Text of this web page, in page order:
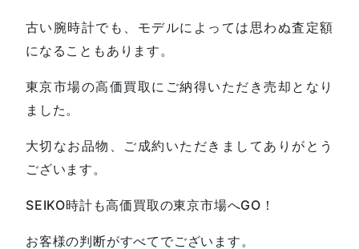
古い腕時計でも、モデルによっては思わぬ査定額
になることもあります。
東京市場の高価買取にご納得いただき売却となり
ました。
大切なお品物、ご成約いただきましてありがとう
ございます。
SEIKO時計も高価買取の東京市場へGO！
お客様の判断がすべてでございます。